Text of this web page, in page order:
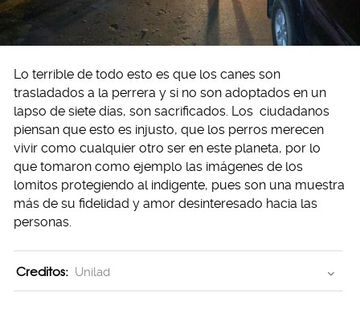
Lo terrible de todo esto es que los canes son
trasladados a la perrera y si no son adoptados en un
lapso de siete días, son sacrificados. Los ciudadanos
piensan que esto es injusto, que los perros merecen
vivir como cualquier otro ser en este planeta, por lo
que tomaron como ejemplo las imágenes de los
lomitos protegiendo al indigente, pues son una muestra
más de su fidelidad y amor desinteresado hacia las
personas.
Creditos: Unilad